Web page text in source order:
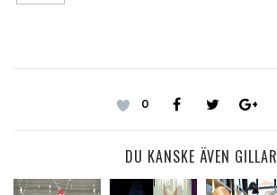
0
DU KANSKE ÄVEN GILLAR